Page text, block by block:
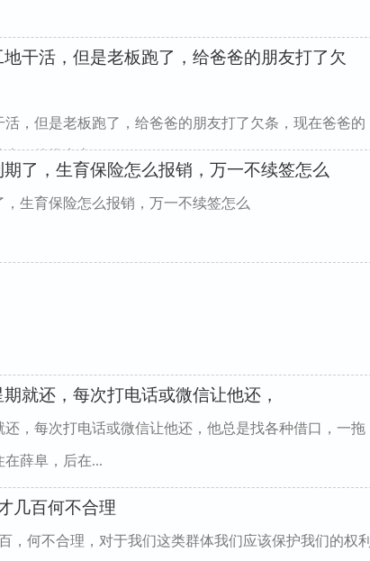
干活，但是老板跑了，给爸爸的朋友打了欠
，但是老板跑了，给爸爸的朋友打了欠条，现在爸爸的
，他推电车...
了，生育保险怎么报销，万一不续签怎么
生育保险怎么报销，万一不续签怎么
就还，每次打电话或微信让他还，
，每次打电话或微信让他还，他总是找各种借口，一拖
薛阜，后在...
几百何不合理
，何不合理，对于我们这类群体我们应该保护我们的权利